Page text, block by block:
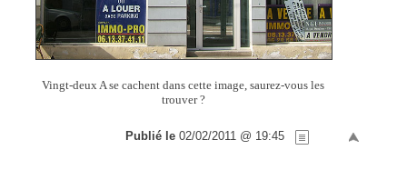
Vingt-deux A se cachent dans cette image, saurez-vous les
trouver ?
Publié le 02/02/2011 @ 19:45